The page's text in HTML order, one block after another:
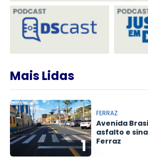
Mais Lidas
1
FERRAZ
Avenida
asfalto e
Ferraz